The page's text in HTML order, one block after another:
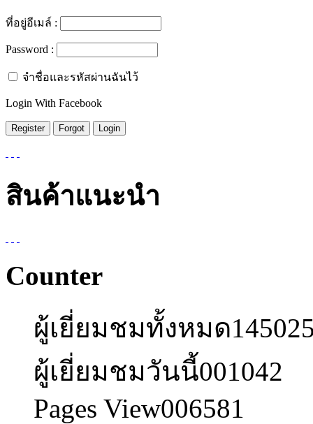
ที่อยู่อีเมล์ :
Password :
จำชื่อและรหัสผ่านฉันไว้
Login With Facebook
สินค้าแนะนำ
Counter
ผู้เยี่ยมชมทั้งหมด
ผู้เยี่ยมชมวันนี้001042
Pages View006581